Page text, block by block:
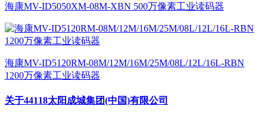
海康MV-ID5050XM-08M-XBN 500万像素工业读码器
海康MV-ID5120RM-08M/12M/16M/25M/08L/12L/16L-RBN
1200万像素工业读码器
关于44118太阳成城集团(中国)有限公司